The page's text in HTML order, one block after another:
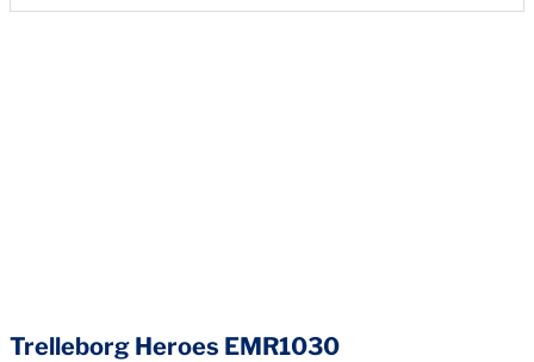
Trelleborg Heroes EMR1030